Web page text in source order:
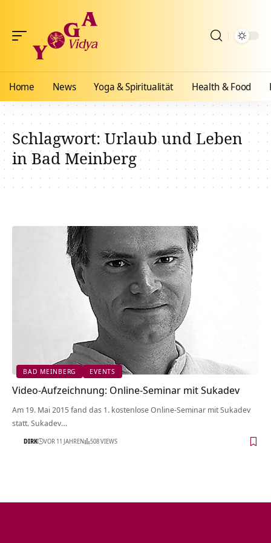
Home News Yoga & Spiritualität Health & Food
Schlagwort:Urlaub und Leben
in Bad Meinberg
BAD MEINBERG EVENTS
Video-Aufzeichnung: Online-Seminar mit Sukadev
Am 19. Mai 2015 fand das 1. kostenlose Online-Seminar mit Sukadev
statt. Sukadev…
DIRK VOR 11 JAHREN 508 VIEWS